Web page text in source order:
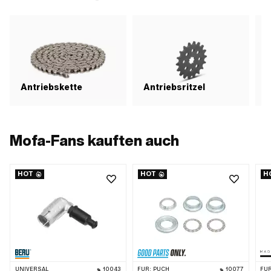
Antriebskette Antriebsritzel
Mofa-Fans kauften auch
HOT HOT